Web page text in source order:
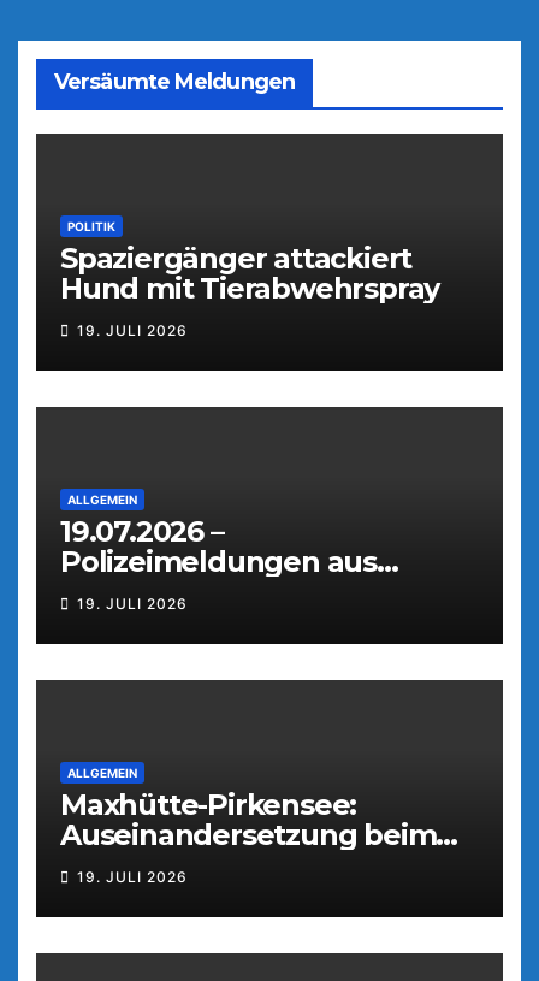
Beiträge
Versäumte Meldungen
POLITIK
Spaziergänger attackiert
Hund mit Tierabwehrspray
19. JULI 2026
ALLGEMEIN
19.07.2026 –
Polizeimeldungen aus
Weiden
19. JULI 2026
ALLGEMEIN
Maxhütte-Pirkensee:
Auseinandersetzung beim
Parkfest
19. JULI 2026